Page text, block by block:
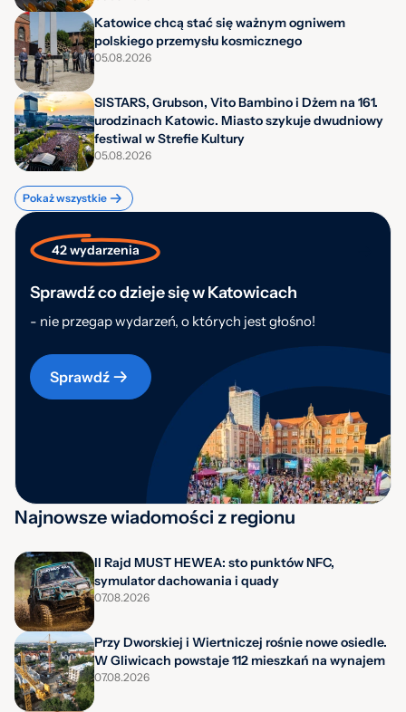
Katowice chcą stać się ważnym ogniwem
polskiego przemysłu kosmicznego
05.08.2026
SISTARS, Grubson, Vito Bambino i Dżem na 161.
urodzinach Katowic. Miasto szykuje dwudniowy
festiwal w Strefie Kultury
05.08.2026
Pokaż wszystkie
42 wydarzenia
Sprawdź co dzieje się w Katowicach
- nie przegap wydarzeń, o których jest głośno!
Sprawdź
Najnowsze wiadomości z regionu
II Rajd MUST HEWEA: sto punktów NFC,
symulator dachowania i quady
07.08.2026
Przy Dworskiej i Wiertniczej rośnie nowe osiedle.
W Gliwicach powstaje 112 mieszkań na wynajem
07.08.2026